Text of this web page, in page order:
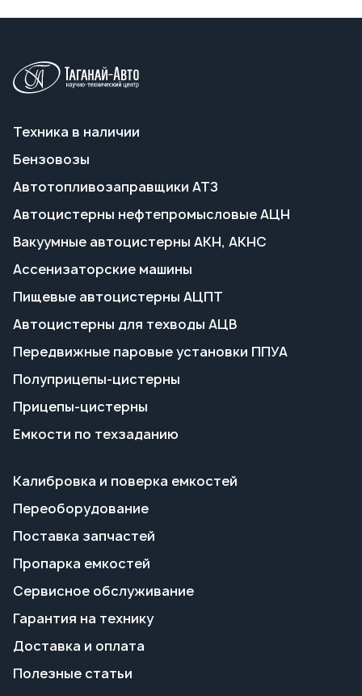
Автотопливозаправщики АТЗ
Автоцистерны нефтепромысловые АЦН
Автоцистерны для техводы АЦВ
Передвижные паровые установки ППУА
Полуприцепы-цистерны
Прицепы-цистерны
Емкости по техзаданию
Калибровка и поверка емкостей
Переоборудование
Поставка запчастей
Пропарка емкостей
Гарантия на технику
Доставка и оплата
О заводе
Контакты и реквизиты
Сотрудничество